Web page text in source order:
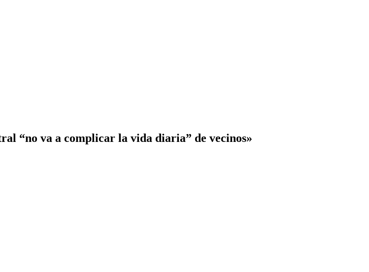
“no va a complicar la vida diaria” de vecinos»